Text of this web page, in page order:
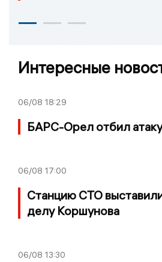
Интересные
06/08 18:29
БАРС-Орел отбил
06/08 17:00
Станцию СТО
делу Коршунова
06/08 13:30